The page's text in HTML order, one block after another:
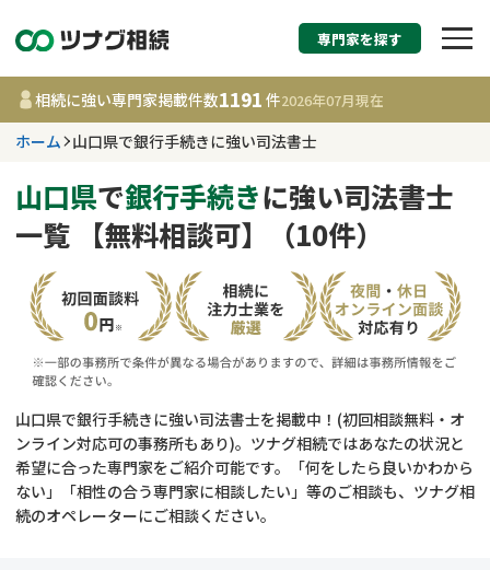
相続税申告・相続手
す
山口県
事務所 1191
相談内容で探す
相続登記
遺留分侵害額請求
コラム
相続手続き
専門家を探す
相続に強い専門家掲載件数1191 件2026年07月現在
ホーム 山口県で銀行手続きに強い司法書士
山口県で銀行手続きに強い司法書士
一覧 【無料相談可】（10件）
山口県で銀行手続きに強い司法書士を掲載中！(初回相談無料・オ
ンライン対応可の事務所もあり)。ツナグ相続ではあなたの状況と
希望に合った専門家をご紹介可能です。「何をしたら良いかわから
ない」「相性の合う専門家に相談したい」等のご相談も、ツナグ相
続のオペレーターにご相談ください。